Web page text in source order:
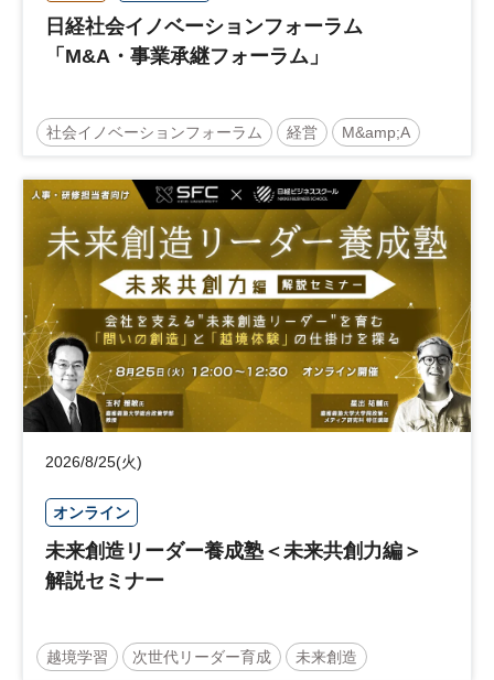
日経社会イノベーションフォーラム
「M&A・事業承継フォーラム」
社会イノベーションフォーラム 経営 M&amp;A
事業承継 中堅中小企業
日経社会イノベーションフォーラム 参加無料
2026/8/25(火)
オンライン
未来創造リーダー養成塾＜未来共創力編＞
解説セミナー
越境学習 次世代リーダー育成 未来創造